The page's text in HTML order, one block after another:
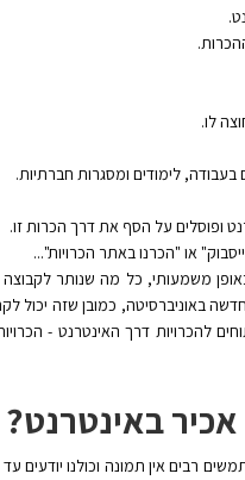
לו.
לימודים ומסגרות חברתיות.
ופוסלים על הסף את דרך הכרות זו.
או "הכרנו באתר הכרויות"...
משמעותי, כל מה שנותר לקבוצה
באוניברסיטה, כמובן שזה יכול
באינטרנט?
רבים אין תמונה וכולנו יודעים